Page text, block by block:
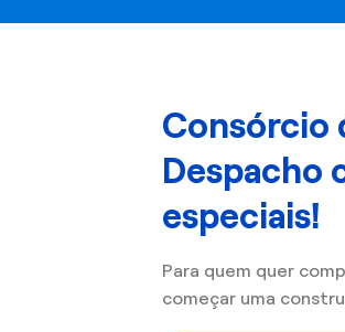
Consórcio
Despacho
especiais!
Para quem quer
começar uma